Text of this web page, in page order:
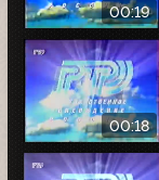
00:19
00:18